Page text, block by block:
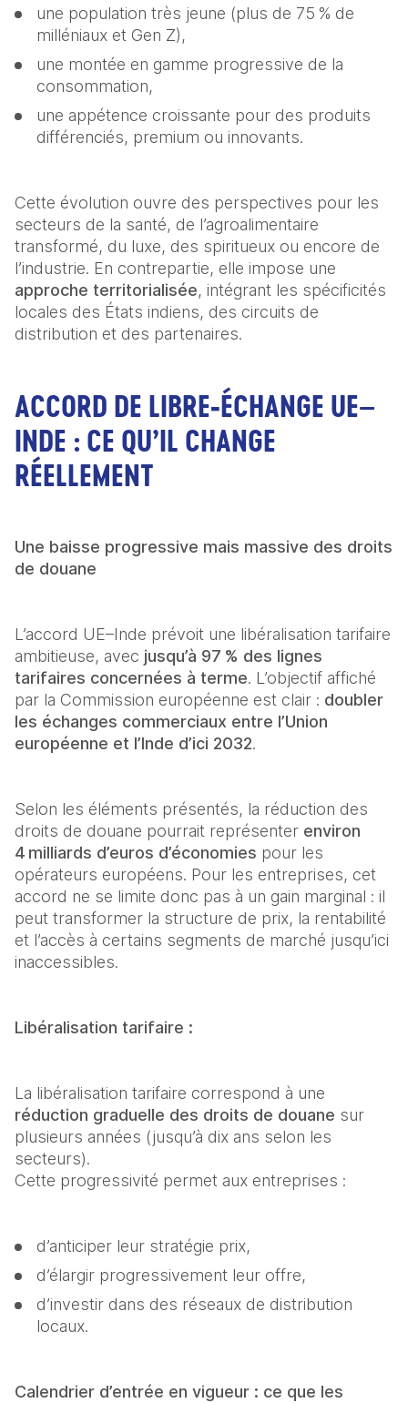
une population très jeune (plus de 75 % de
milléniaux et Gen Z),
une montée en gamme progressive de la
consommation,
une appétence croissante pour des produits
différenciés, premium ou innovants.
Cette évolution ouvre des perspectives pour les
secteurs de la santé, de l’agroalimentaire
transformé, du luxe, des spiritueux ou encore de
approche territorialisée, intégrant les spécificités
locales des États indiens, des circuits de
distribution et des partenaires.
ACCORD DE LIBRE‑ÉCHANGE UE–
INDE : CE QU’IL CHANGE
RÉELLEMENT
Une baisse progressive mais massive des droits
de douane
L’accord UE–Inde prévoit une libéralisation tarifaire
ambitieuse, avec jusqu’à 97 % des lignes
tarifaires concernées à terme. L’objectif affiché
par la Commission européenne est clair : doubler
les échanges commerciaux entre l’Union
européenne et l’Inde d’ici 2032.
Selon les éléments présentés, la réduction des
droits de douane pourrait représenter environ
4 milliards d’euros d’économies pour les
opérateurs européens. Pour les entreprises, cet
accord ne se limite donc pas à un gain marginal : il
peut transformer la structure de prix, la rentabilité
et l’accès à certains segments de marché jusqu’ici
inaccessibles.
Libéralisation tarifaire :
réduction graduelle des droits de douane sur
plusieurs années (jusqu’à dix ans selon les
secteurs).
Cette progressivité permet aux entreprises :
d’anticiper leur stratégie prix,
d’élargir progressivement leur offre,
d’investir dans des réseaux de distribution
locaux.
Calendrier d’entrée en vigueur : ce que les